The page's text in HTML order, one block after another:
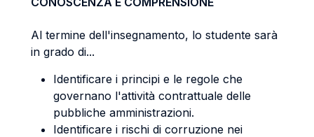
Al termine dell'insegnamento, lo studente sarà
in grado di...
Identificare i principi e le regole che
governano l'attività contrattuale delle
pubbliche amministrazioni.
Identificare i rischi di corruzione nei